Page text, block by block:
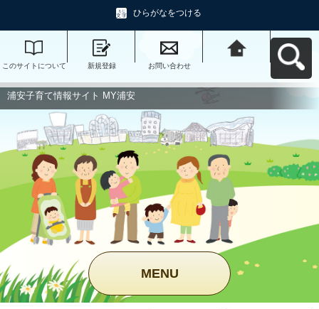
ひらがなをつける
このサイトについて 新規登録 お問い合わせ
浦安子育て情報サイト MY浦安
MENU